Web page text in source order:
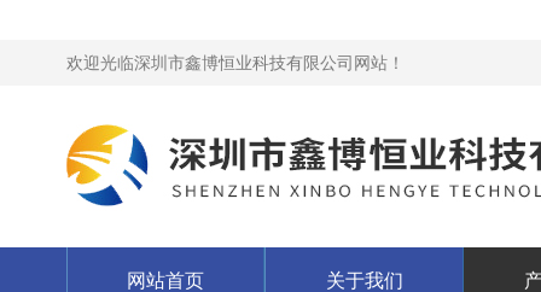
欢迎光临深圳市鑫博恒业科技有限公司网站！
网站首页 关于我们